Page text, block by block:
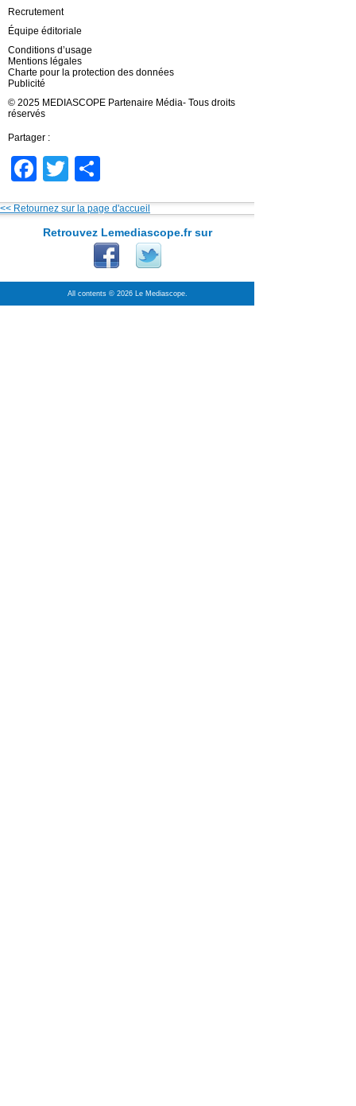
Recrutement
Équipe éditoriale
Conditions d’usage
Mentions légales
Charte pour la protection des données
Publicité
© 2025 MEDIASCOPE Partenaire Média- Tous droits
réservés
Partager :
Facebook
Twitter
<< Retournez sur la page d'accueil
Retrouvez Lemediascope.fr sur
All contents © 2026 Le Mediascope.